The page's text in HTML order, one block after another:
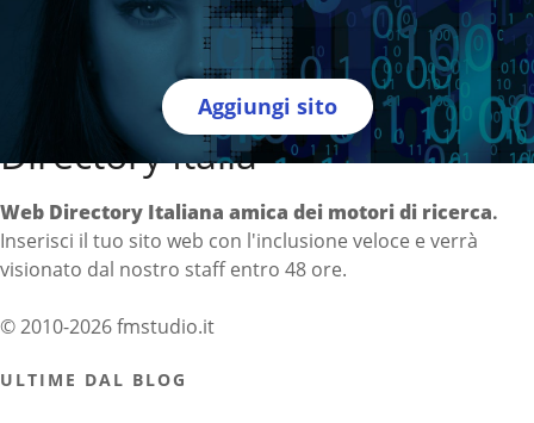
Aggiungi sito
Directory Italia
Web Directory Italiana amica dei motori di ricerca.
Inserisci il tuo sito web con l'inclusione veloce e verrà
visionato dal nostro staff entro 48 ore.
© 2010-2026 fmstudio.it
ULTIME DAL BLOG